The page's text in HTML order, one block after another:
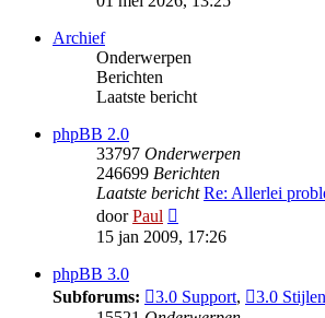
Archief
Onderwerpen
Berichten
Laatste bericht
phpBB 2.0
33797 Onderwerpen
246699 Berichten
Laatste bericht Re: Allerlei
doorPaul
laatste
bericht
15 jan 2009, 17:26
phpBB 3.0
Subforums:
3.0 Support, 3.0 Stijlen